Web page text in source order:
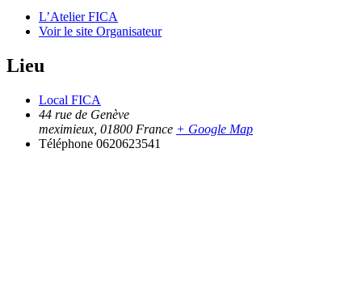
L’Atelier FICA
Voir le site Organisateur
Lieu
Local FICA
44 rue de Genève
meximieux 01800 France + Google Map
Téléphone 0620623541